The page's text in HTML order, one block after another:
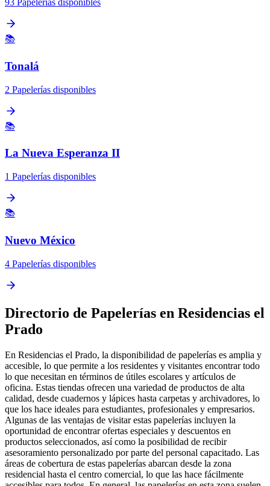
93 Papelerías disponibles
📚
Tonalá
2 Papelerías disponibles
📚
La Nueva Esperanza II
1 Papelerías disponibles
📚
Nuevo México
4 Papelerías disponibles
Directorio de Papelerías en Residencias el
Prado
En Residencias el Prado, la disponibilidad de papelerías es amplia y
accesible, lo que permite a los residentes y visitantes encontrar todo
lo que necesitan en términos de útiles escolares y artículos de
oficina. Estas tiendas ofrecen una variedad de productos de alta
calidad, desde cuadernos y lápices hasta carpetas y archivadores, lo
que los hace ideales para estudiantes, profesionales y empresarios.
Algunas de las ventajas de visitar estas papelerías incluyen la
oportunidad de encontrar ofertas especiales y descuentos en
productos seleccionados, así como la posibilidad de recibir
asesoramiento personalizado por parte del personal capacitado. Las
áreas de cobertura de estas papelerías abarcan desde la zona
residencial hasta el centro comercial, lo que las hace fácilmente